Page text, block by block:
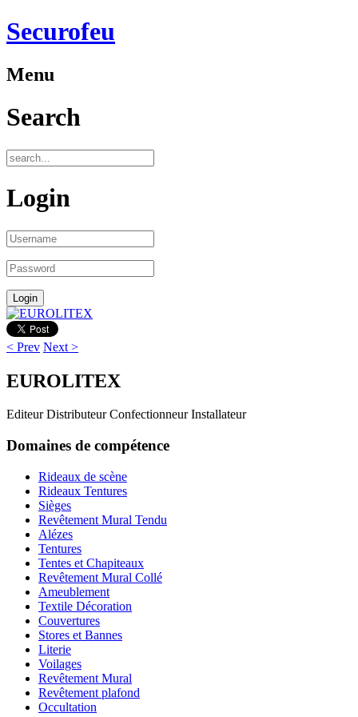
Securofeu
Menu
Search
Login
< Prev Next >
EUROLITEX
Editeur Distributeur Confectionneur Installateur
Domaines de compétence
Rideaux de scène
Rideaux Tentures
Sièges
Revêtement Mural Tendu
Alézes
Tentures
Tentes et Chapiteaux
Revêtement Mural Collé
Ameublement
Textile Décoration
Couvertures
Stores et Bannes
Literie
Voilages
Revêtement Mural
Revêtement plafond
Occultation